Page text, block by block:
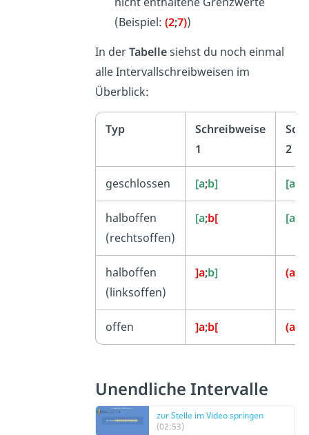
(Beispiel:(2;7))
In derTabellesiehst du noch einmal
alle Intervallschreibweisen im
Überblick:
Typ
Schreibweise
1
2
geschlossen [a;b] [a
halboffen
(rechtsoffen)
[a;b[ [a
halboffen
(linksoffen)
]a;b] (a
offen ]a;b[ (a
Unendliche Intervalle
zur Stelle im Video springen
(02:53)